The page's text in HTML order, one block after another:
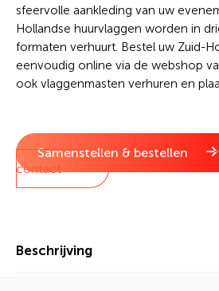
sfeervolle aankleding van uw
Hollandse huurvlaggen worden in
formaten verhuurt. Bestel uw Zuid-
eenvoudig online via de webshop
ook vlaggenmasten verhuren en
Samenstellen & bestellen
contact
Beschrijving